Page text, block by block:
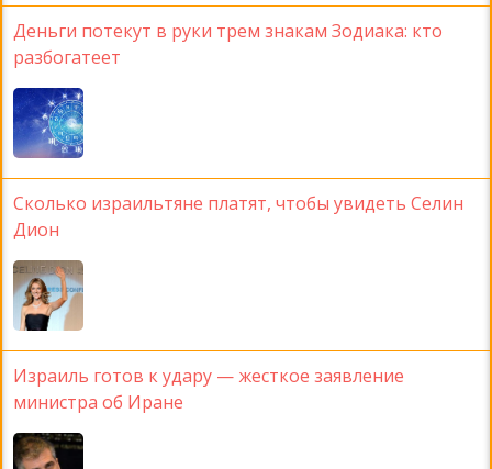
Деньги потекут в руки трем знакам Зодиака: кто
разбогатеет
Сколько израильтяне платят, чтобы увидеть Селин
Дион
Израиль готов к удару — жесткое заявление
министра об Иране